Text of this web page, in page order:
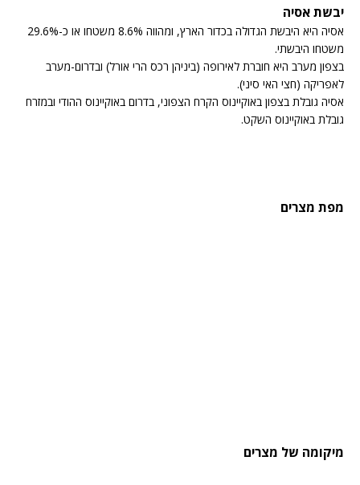
יבשת אסיה
אסיה היא היבשת הגדולה בכדור הארץ, ומהווה 8.6% משטחו או כ-29.6%
משטחו היבשתי.
בצפון מערב היא חוברת לאירופה (ביניהן רכס הרי אורל) ובדרום-מערב
לאפריקה (חצי האי סיני).
אסיה גובלת בצפון באוקיינוס הקרח הצפוני, בדרום באוקיינוס ההודי ובמזרח
גובלת באוקיינוס השקט.
מפת מצרים
מיקומה של מצרים